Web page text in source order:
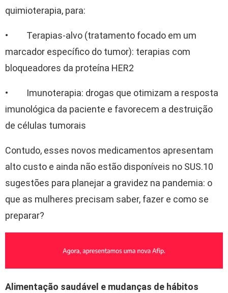
quimioterapia, para:
• Terapias-alvo (tratamento focado em um
marcador específico do tumor): terapias com
bloqueadores da proteína HER2
• Imunoterapia: drogas que otimizam a resposta
imunológica da paciente e favorecem a destruição
de células tumorais
Contudo, esses novos medicamentos apresentam
alto custo e ainda não estão disponíveis no SUS.10
sugestões para planejar a gravidez na pandemia: o
que as mulheres precisam saber, fazer e como se
preparar?
Alimentação saudável e mudanças de hábitos